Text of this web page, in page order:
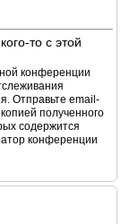
то с этой
конференции
Отправьте email-
полученного
содержится
конференции